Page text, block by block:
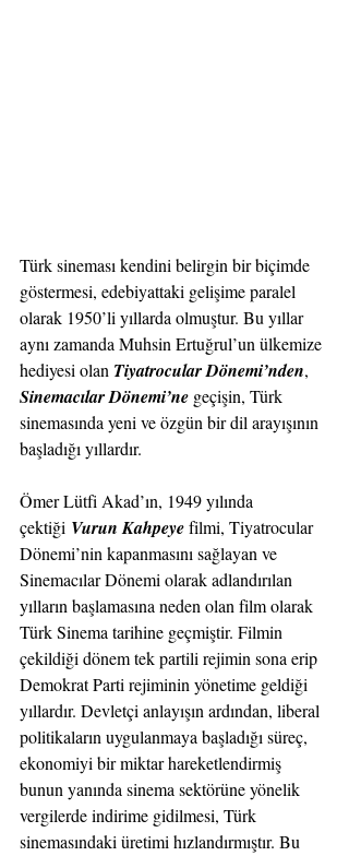
Türk sineması kendini belirgin bir biçimde
göstermesi, edebiyattaki gelişime paralel
olarak 1950’li yıllarda olmuştur. Bu yıllar
aynı zamanda Muhsin Ertuğrul’un ülkemize
hediyesi olan Tiyatrocular Dönemi’nden,
Sinemacılar Dönemi’ne geçişin, Türk
sinemasında yeni ve özgün bir dil arayışının
başladığı yıllardır.
Ömer Lütfi Akad’ın, 1949 yılında
çektiği Vurun Kahpeyefilmi, Tiyatrocular
Dönemi’nin kapanmasını sağlayan ve
Sinemacılar Dönemi olarak adlandırılan
yılların başlamasına neden olan film olarak
Türk Sinema tarihine geçmiştir. Filmin
çekildiği dönem tek partili rejimin sona erip
Demokrat Parti rejiminin yönetime geldiği
yıllardır. Devletçi anlayışın ardından, liberal
politikaların uygulanmaya başladığı süreç,
ekonomiyi bir miktar hareketlendirmiş
bunun yanında sinema sektörüne yönelik
vergilerde indirime gidilmesi, Türk
sinemasındaki üretimi hızlandırmıştır. Bu